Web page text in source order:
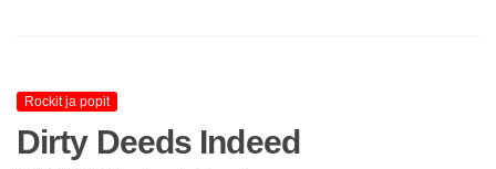
Rockit ja popit
Dirty Deeds Indeed